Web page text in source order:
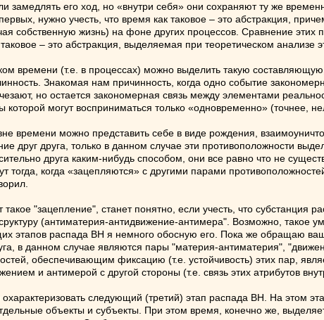
замедлять его ход, но «внутри себя» они сохраняют ту же
нужно учесть, что время как таковое – это абстракция,
собственную жизнь) на фоне других процессов. Сравнение
– это абстракция, выделяемая при теоретическом анализе
времени (т.е. в процессах) можно выделить такую
Знакомая нам причинность, когда одно событие
но остается закономерная связь между элементами
которой могут восприниматься только «одновременно» (точнее,
времени можно представить себе в виде рождения,
друг друга, только в данном случае эти противоположности
друга каким-нибудь способом, они все равно что не
тогда, когда «зацепляются» с другими парами
такое "зацепление", станет понятно, если учесть, что
(антиматерия-антидвижение-антимера". Возможно, такое
этапов распада ВН я немного обосную его. Пока же обращаю
в данном случае являются пары "материя-антиматерия",
обеспечивающим фиксацию (т.е. устойчивость) этих пар,
и антимерой с другой стороны (т.е. связь этих атрибутов
охарактеризовать следующий (третий) этап распада ВН. На этом
объекты и субъекты. При этом время, конечно же,